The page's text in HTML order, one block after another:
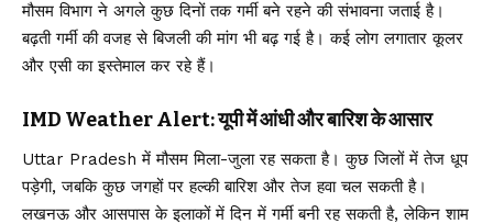
मौसम विभाग ने अगले कुछ दिनों तक गर्मी बने रहने की संभावना जताई है।
बढ़ती गर्मी की वजह से बिजली की मांग भी बढ़ गई है। कई लोग लगातार कूलर
और एसी का इस्तेमाल कर रहे हैं।
IMD Weather Alert: यूपी में आंधी और बारिश के आसार
Uttar Pradesh में मौसम मिला-जुला रह सकता है। कुछ जिलों में तेज धूप
पड़ेगी, जबकि कुछ जगहों पर हल्की बारिश और तेज हवा चल सकती है।
लखनऊ और आसपास के इलाकों में दिन में गर्मी बनी रह सकती है, लेकिन शाम